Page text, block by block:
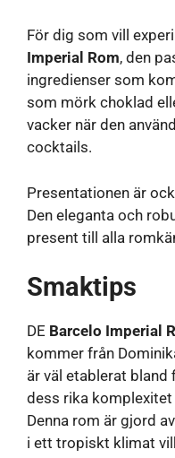
För dig som vill
Imperial Rom, den
ingredienser som
som mörk choklad
vacker när den
cocktails.
Presentationen är
Den eleganta och
present till alla
Smaktips
DE Barcelo Imperial
kommer från
är väl etablerat
dess rika
Denna rom är gjord
i ett tropiskt klimat